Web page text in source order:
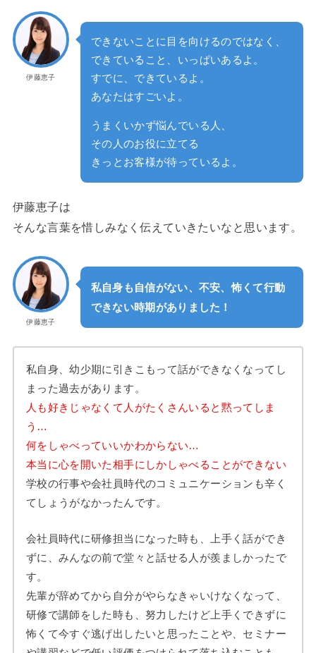
伊藤恵子
できないことに目を向けるのではなく、
できていること、いっぱいあるよ。
すでに、できているよ。
あなたはすごいよ。
うまくいかず悩んでいる人、
その人のお役に立てる
きっとお客様が待っているよ。
伊藤恵子は
そんな言葉を惜しみなく伝えていきたいなと思います。
伊藤恵子
私自身も自信がない、不安、怖くて行動
できない時期がありました！
私自身、幼少期に引きこもって話ができなくなってし
まった過去があります。
人も好きじゃなくて人がたくさんいると黙ってしま
う…
何をしゃべっていいかわからない…
本当に心を開いた相手にしかしゃべることができない
学校の行事や会社員時代のコミュニケーションも辛く
てしょうがなかったんです。
会社員時代に研修担当になった時も、上手く話ができ
ずに、みんなの前で堂々と話せる人が羨ましかったで
す。
先輩が辞めてから自分がやらなきゃいけなくなって、
研修で講師をした時も、努力したけど上手くできずに
怖くて今すぐ逃げ出したいと思ったことや、セミナー